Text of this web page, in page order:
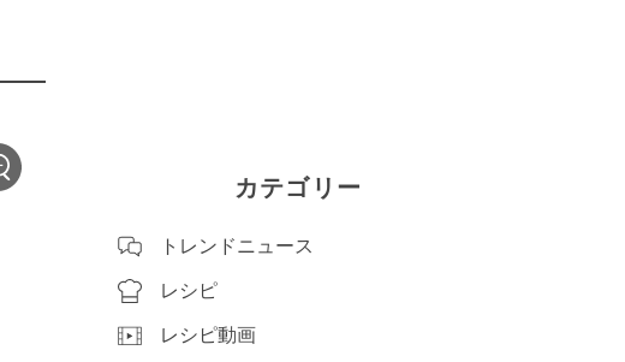
カテゴリー
トレンドニュース
レシピ
レシピ動画